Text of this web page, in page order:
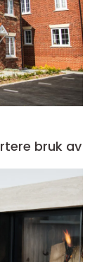
bruk av